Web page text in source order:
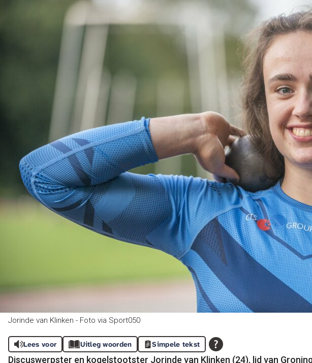
Jorinde van Klinken - Foto via Sport050
Lees voor Uitleg woorden Simpele tekst
Discuswerpster en kogelstootster Jorinde van Klinken (24), lid van